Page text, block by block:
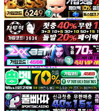
후방주의
움짤
스포츠
기타
야썰
고객센터
공지&이벤트
공지
1:1문의